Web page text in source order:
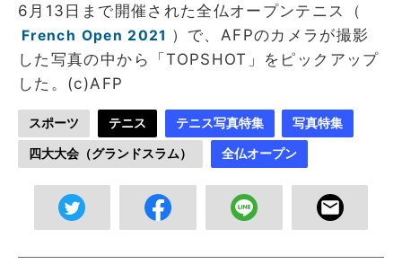
6月13日まで開催された全仏オープンテニス（
French Open 2021 ）で、AFPのカメラが撮影
した写真の中から「TOPSHOT」をピックアップ
した。(c)AFP
スポーツ テニス テニス写真特集 写真特集
四大大会（グランドスラム） 全仏オープン